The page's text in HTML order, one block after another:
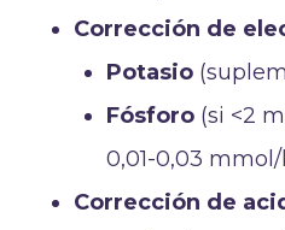
Corrección de
Potasio
Fósforo (si <2
0,01-0,03
Corrección de